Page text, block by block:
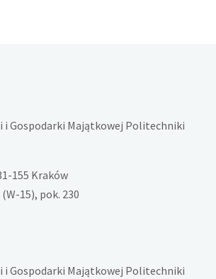
i Gospodarki Majątkowej Politechniki
155 Kraków
15), pok. 230
i Gospodarki Majątkowej Politechniki